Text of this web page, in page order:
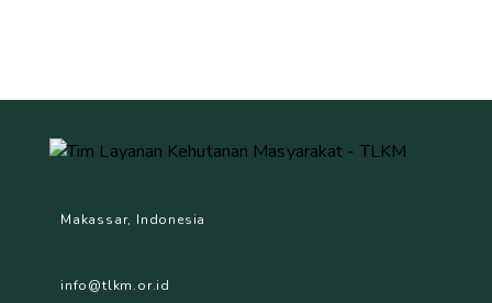
Makassar, Indonesia
info@tlkm.or.id